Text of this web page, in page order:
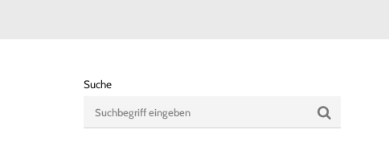
Suche